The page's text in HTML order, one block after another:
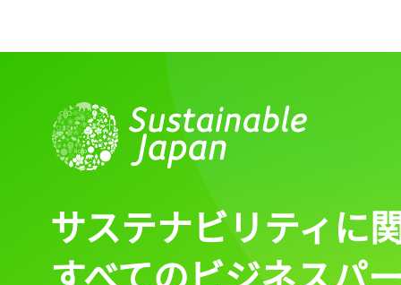
サステナビリティに
すべてのビジネスパ